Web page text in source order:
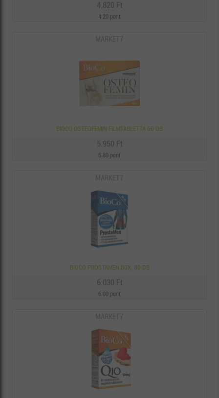
4.820 Ft
4.20 pont
BIOCO OSTEOFEMIN FILMTABLETTA 60 DB
5.950 Ft
5.80 pont
BIOCO PROSTAMEN 80X, 80 DB
6.030 Ft
6.00 pont